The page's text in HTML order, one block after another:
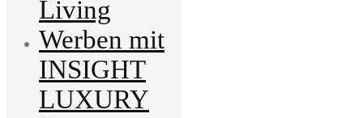
Living
Werben mit
INSIGHT
LUXURY